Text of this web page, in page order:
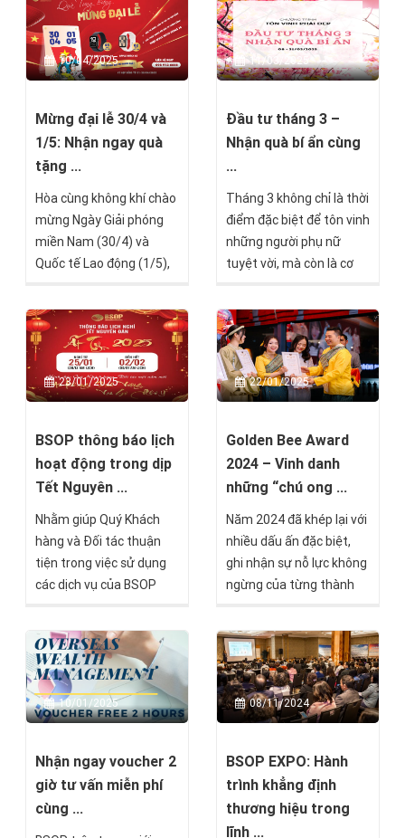
10/04/2025
Mừng đại lễ 30/4 và
1/5: Nhận ngay quà
tặng ...
Hòa cùng không khí chào
mừng Ngày Giải phóng
miền Nam (30/4) và
Quốc tế Lao động (1/5),
trình “Quà tặng tưng
bừng - Mừng đại lễ”,
nhằm tri ân khách hàng
đã và đang tin tưởng
đồng hành cùng BSOP
và ưu đãi tài chính thiết
thực.
11/03/2025
Đầu tư tháng 3 –
Nhận quà bí ẩn cùng
...
Tháng 3 không chỉ là thời
điểm đặc biệt để tôn vinh
những người phụ nữ
tuyệt vời, mà còn là cơ
tương lai thịnh vượng.
Nhân dịp Ngày Quốc tế
Phụ nữ 8/3, BSOP xin
dành tặng chương trình
ưu đãi đặc biệt nhằm tri
những người luôn mạnh
mẽ, bản lĩnh và không
ngừng vươn xa.
23/01/2025
BSOP thông báo lịch
hoạt động trong dịp
Tết Nguyên ...
Nhằm giúp Quý Khách
hàng và Đối tác thuận
tiện trong việc sử dụng
các dịch vụ của BSOP
đán Ất Tỵ 2025, chúng
tôi xin trân trọng thông
báo lịch hoạt động trong
thời gian này như sau:
22/01/2025
Golden Bee Award
2024 – Vinh danh
những “chú ong ...
Năm 2024 đã khép lại với
nhiều dấu ấn đặc biệt,
ghi nhận sự nỗ lực không
ngừng của từng thành
BSOP. Để tri ân những
cống hiến xuất sắc, trong
buổi lễ Year End Party,
Golden Bee Award 2024
– Giải thưởng cao quý
vinh những “chú ong
vàng” đã góp phần xây
dựng và phát triển
thương hiệu, đồng thời
10/01/2025
Nhận ngay voucher 2
giờ tư vấn miễn phí
cùng ...
08/11/2024
BSOP EXPO: Hành
trình khẳng định
thương hiệu trong
lĩnh ...